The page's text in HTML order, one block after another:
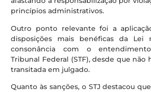
princípios administrativos.
Outro ponto relevante foi a
disposições mais benéficas da Lei
consonância com o
Tribunal Federal (STF), desde que não
transitada em julgado.
Quanto às sanções, o STJ destacou